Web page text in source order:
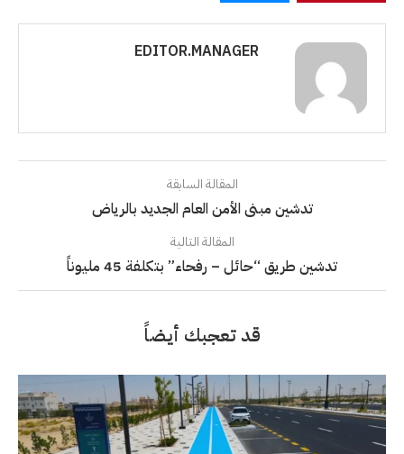
EDITOR.MANAGER
المقالة السابقة
تدشين مبنى الأمن العام الجديد بالرياض
المقالة التالية
تدشين طريق “حائل – رفحاء” بتكلفة 45 مليوناً
قد تعجبك أيضاً